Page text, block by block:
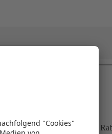
Geld. Nutzen Sie attraktive